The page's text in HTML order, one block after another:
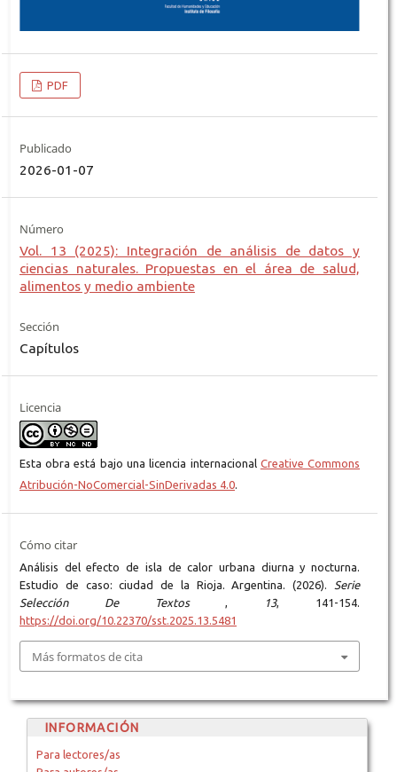
PDF
Publicado
2026-01-07
Número
Vol. 13 (2025): Integración de análisis de datos y
ciencias naturales. Propuestas en el área de salud,
alimentos y medio ambiente
Sección
Capítulos
Licencia
Esta obra está bajo una licencia internacional Creative Commons
Atribución-NoComercial-SinDerivadas 4.0.
Cómo citar
Análisis del efecto de isla de calor urbana diurna y nocturna.
Estudio de caso: ciudad de la Rioja. Argentina. (2026). Serie
Selección De Textos, 13, 141-154.
https://doi.org/10.22370/sst.2025.13.5481
Más formatos de cita
INFORMACIÓN
Para lectores/as